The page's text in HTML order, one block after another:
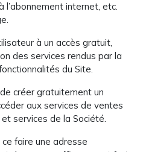
l’abonnement internet, etc.
à un accès gratuit,
des services rendus par la
du Site.
créer gratuitement un
aux services de ventes
services de la Société.
ce faire une adresse